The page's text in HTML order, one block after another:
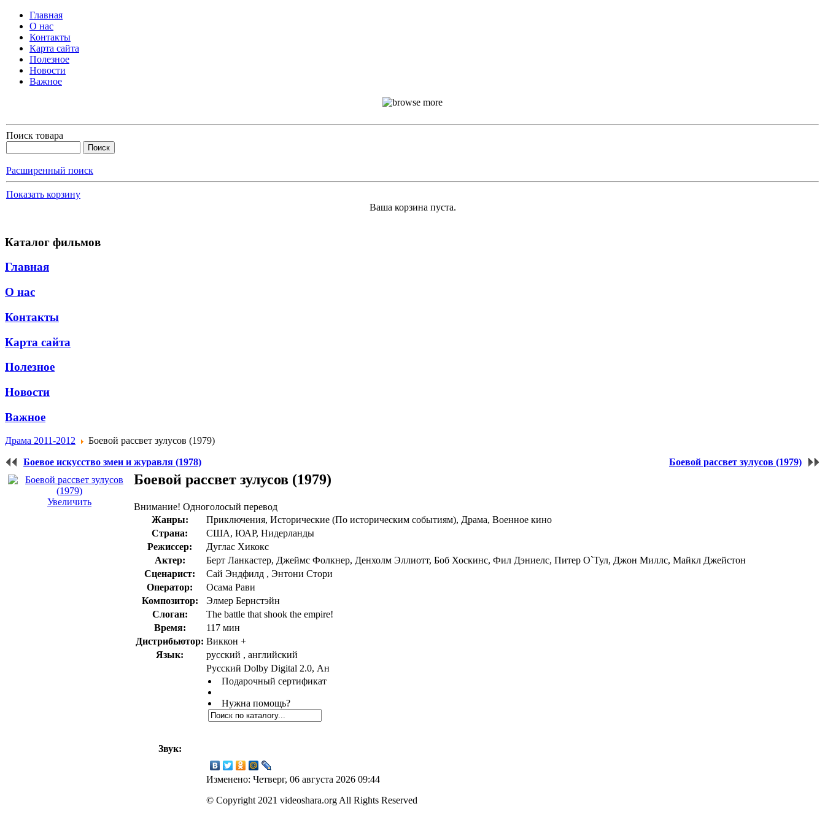
Главная
О нас
Контакты
Карта сайта
Полезное
Новости
Важное
Поиск товара
Расширенный поиск
Показать корзину
Ваша корзина пуста.
Каталог фильмов
Главная
О нас
Контакты
Карта сайта
Полезное
Новости
Важное
Драма 2011-2012 Боевой рассвет зулусов (1979)
Боевое искусство змеи и журавля (1978) Боевой рассвет зулусов (1979)
Увеличить
Боевой рассвет зулусов (1979)
Внимание! Одноголосый перевод
Жанры:
Приключения, Исторические (По историческим событиям), Драма, Военное кино
Страна:
США, ЮАР, Нидерланды
Режиссер:
Дуглас Хикокс
Актер:
Берт Ланкастер, Джеймс Фолкнер, Денхолм Эллиотт, Боб Хоскинс, Фил Дэниелс, Питер О`Тул, Джон Миллс, Майкл Джейстон
Сценарист:
Сай Эндфилд , Энтони Стори
Оператор:
Осама Рави
Композитор:
Элмер Бернстэйн
Слоган:
The battle that shook the empire!
Время:
117 мин
Дистрибьютор: Виккон +
Язык:
русский , английский
Звук:
Русский Dolby Digital 2.0, Ан
Подарочный сертификат
Нужна помощь?
Изменено: Четверг, 06 августа 2026 09:44
© Copyright 2021 videoshara.org All Rights Reserved